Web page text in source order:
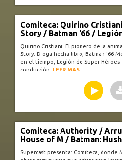
Comiteca: Quirino
Story / Batman '66 /
Quirino Cristiani: El pionero de la
Story: Droga hecha libro, Batman '66
en el tiempo, Legión de Super-Héroes
conducción.
LEER MAS
Comiteca: Authority /
House of M / Batman:
Supercast presenta: Comiteca, donde